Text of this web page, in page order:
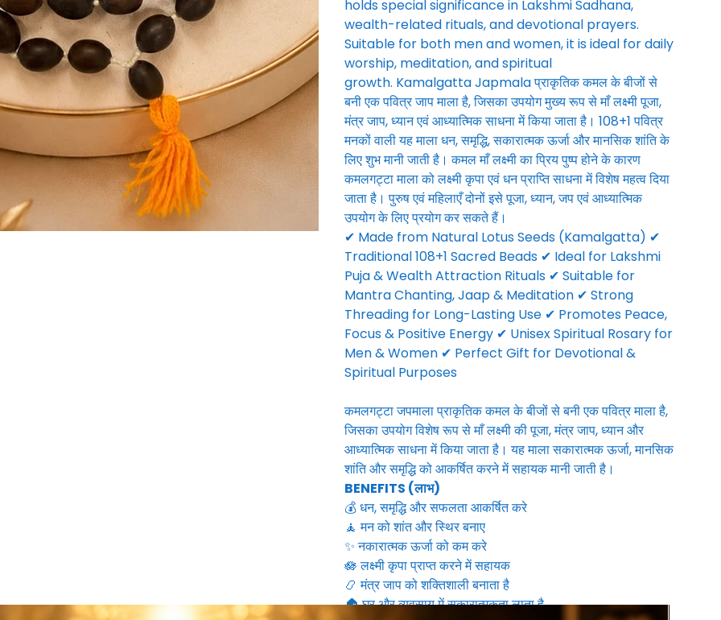
holds special significance in Lakshmi Sadhana,
wealth-related rituals, and devotional prayers.
Suitable for both men and women, it is ideal for daily
worship, meditation, and spiritual
growth. Kamalgatta Japmala प्राकृतिक कमल के बीजों से
बनी एक पवित्र जाप माला है, जिसका उपयोग मुख्य रूप से माँ लक्ष्मी पूजा,
मंत्र जाप, ध्यान एवं आध्यात्मिक साधना में किया जाता है। 108+1 पवित्र
मनकों वाली यह माला धन, समृद्धि, सकारात्मक ऊर्जा और मानसिक शांति के
लिए शुभ मानी जाती है। कमल माँ लक्ष्मी का प्रिय पुष्प होने के कारण
कमलगट्टा माला को लक्ष्मी कृपा एवं धन प्राप्ति साधना में विशेष महत्व दिया
जाता है। पुरुष एवं महिलाएँ दोनों इसे पूजा, ध्यान, जप एवं आध्यात्मिक
उपयोग के लिए प्रयोग कर सकते हैं।
✔ Made from Natural Lotus Seeds (Kamalgatta) ✔
Traditional 108+1 Sacred Beads ✔ Ideal for Lakshmi
Puja & Wealth Attraction Rituals ✔ Suitable for
Mantra Chanting, Jaap & Meditation ✔ Strong
Threading for Long-Lasting Use ✔ Promotes Peace,
Focus & Positive Energy ✔ Unisex Spiritual Rosary for
Men & Women ✔ Perfect Gift for Devotional &
Spiritual Purposes
कमलगट्टा जपमाला प्राकृतिक कमल के बीजों से बनी एक पवित्र माला है,
जिसका उपयोग विशेष रूप से माँ लक्ष्मी की पूजा, मंत्र जाप, ध्यान और
आध्यात्मिक साधना में किया जाता है। यह माला सकारात्मक ऊर्जा, मानसिक
शांति और समृद्धि को आकर्षित करने में सहायक मानी जाती है।
BENEFITS (लाभ)
💰 धन, समृद्धि और सफलता आकर्षित करे
🧘 मन को शांत और स्थिर बनाए
✨ नकारात्मक ऊर्जा को कम करे
🪷 लक्ष्मी कृपा प्राप्त करने में सहायक
📿 मंत्र जाप को शक्तिशाली बनाता है
🏠 घर और व्यवसाय में सकारात्मकता लाता है